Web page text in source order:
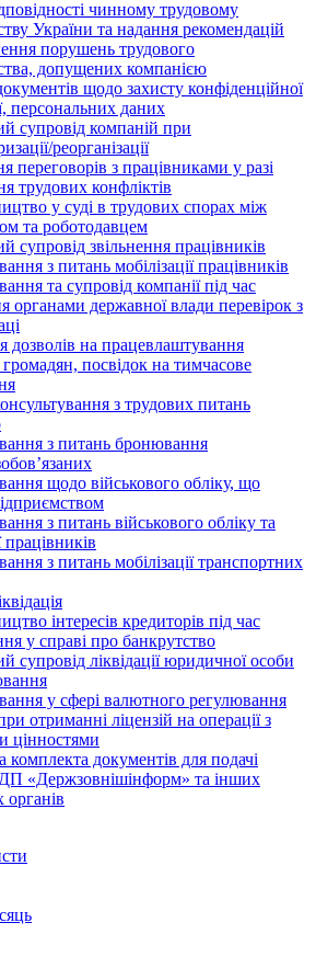
чинному трудовому
України та надання рекомендацій
порушень трудового
допущених компанією
щодо захисту конфіденційної
персональних даних
супровід компаній при
реорганізації
переговорів з працівниками у разі
трудових конфліктів
у суді в трудових спорах між
та роботодавцем
звільнення працівників
з питань мобілізації працівників
та супровід компанії під час
органами державної влади перевірок з
дозволів на працевлаштування
посвідок на тимчасове
з трудових питань
з питань бронювання
щодо військового обліку, що
з питань військового обліку та
працівників
з питань мобілізації транспортних
інтересів кредиторів під час
у справі про банкрутство
ліквідації юридичної особи
у сфері валютного регулювання
отриманні ліцензій на операції з
цінностями
комплекта документів для подачі
«Держзовнішінформ» та інших